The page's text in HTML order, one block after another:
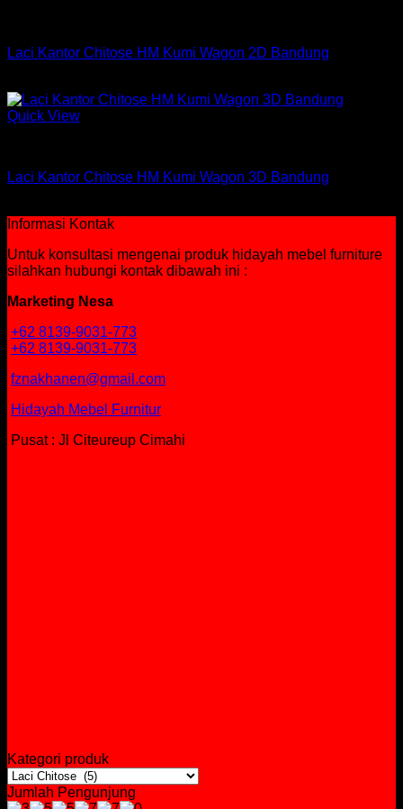
Laci Kantor Chitose HM Kumi Wagon 2D Bandung
Quick View
Laci Kantor Chitose HM Kumi Wagon 3D Bandung
Informasi Kontak
Untuk konsultasi mengenai produk hidayah mebel furniture
silahkan hubungi kontak dibawah ini :
Marketing Nesa
+62 8139-9031-773
+62 8139-9031-773
fznakhanen@gmail.com
Hidayah Mebel Furnitur
Pusat : Jl Citeureup Cimahi
Kategori produk
Jumlah Pengunjung